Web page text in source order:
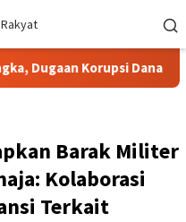
Korupsi Dana Hibah
Barak Militer
Kolaborasi
Terkait